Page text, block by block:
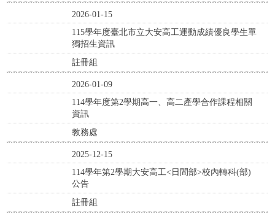
2026-01-15
115學年度臺北市立大安高工運動成績優良學生單
獨招生資訊
註冊組
2026-01-09
114學年度第2學期高一、高二產學合作課程相關
資訊
教務處
2025-12-15
114學年第2學期大安高工<日間部>校內轉科(部)
公告
註冊組